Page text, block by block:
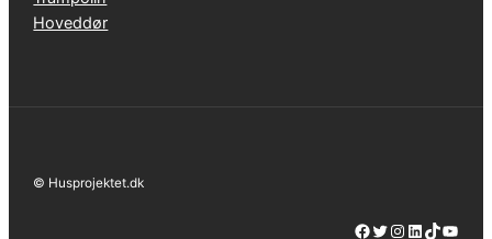
Hoveddør
© Husprojektet.dk
Facebook Twitter Instagram LinkedIn TikTok YouTube